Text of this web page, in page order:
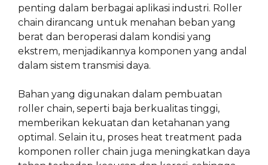
penting dalam berbagai aplikasi industri. Roller
chain dirancang untuk menahan beban yang
berat dan beroperasi dalam kondisi yang
ekstrem, menjadikannya komponen yang andal
dalam sistem transmisi daya.
Bahan yang digunakan dalam pembuatan
roller chain, seperti baja berkualitas tinggi,
memberikan kekuatan dan ketahanan yang
optimal. Selain itu, proses heat treatment pada
komponen roller chain juga meningkatkan daya